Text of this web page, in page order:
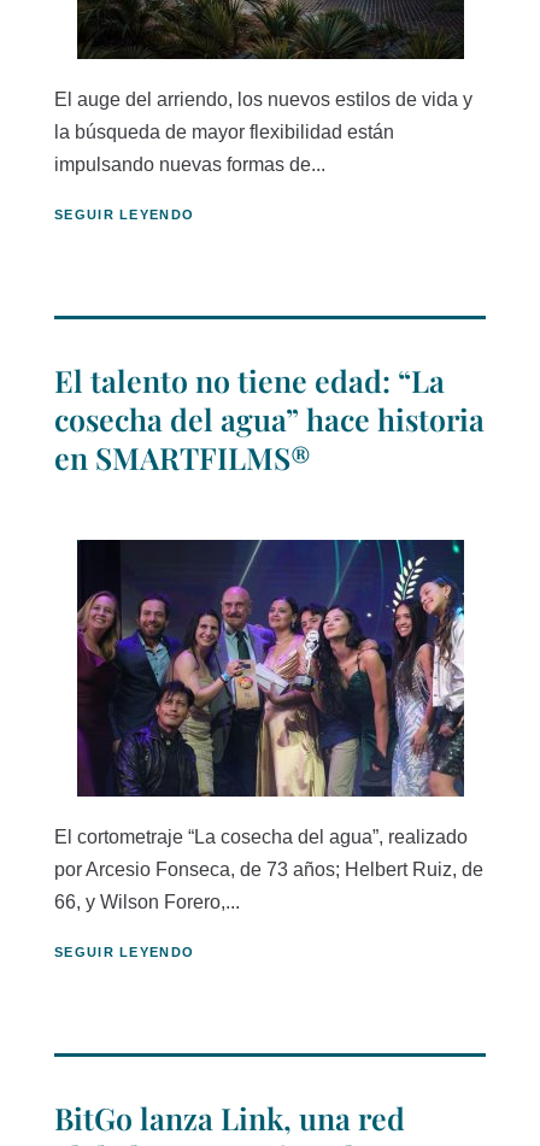
El auge del arriendo, los nuevos estilos de vida y
la búsqueda de mayor flexibilidad están
impulsando nuevas formas de...
SEGUIR LEYENDO
El talento no tiene edad: “La
cosecha del agua” hace historia
en SMARTFILMS®
El cortometraje “La cosecha del agua”, realizado
por Arcesio Fonseca, de 73 años; Helbert Ruiz, de
66, y Wilson Forero,...
SEGUIR LEYENDO
BitGo lanza Link, una red